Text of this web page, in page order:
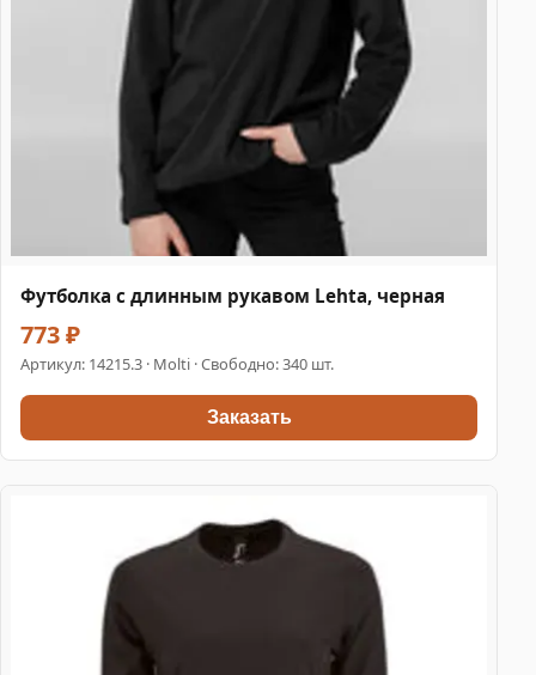
Футболка с длинным рукавом Lehta, черная
773 ₽
Артикул: 14215.3 · Molti · Свободно: 340 шт.
Заказать